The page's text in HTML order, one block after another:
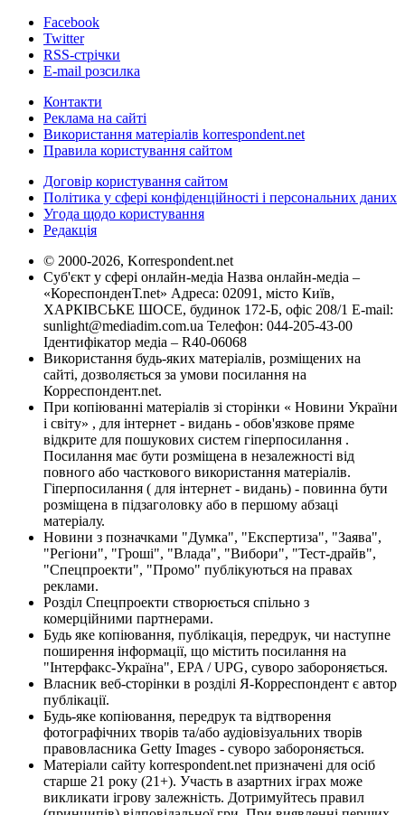
Facebook
Twitter
RSS-стрічки
E-mail розсилка
Контакти
Реклама на сайті
Використання матеріалів korrespondent.net
Правила користування сайтом
Договір користування сайтом
Політика у сфері конфіденційності і персональних даних
Угода щодо користування
Редакція
© 2000-2026, Korrespondent.net
Суб'єкт у сфері онлайн-медіа Назва онлайн-медіа –
«КореспонденТ.net» Адреса: 02091, місто Київ,
ХАРКІВСЬКЕ ШОСЕ, будинок 172-Б, офіс 208/1 E-mail:
sunlight@mediadim.com.ua Телефон: 044-205-43-00
Ідентифікатор медіа – R40-06068
Використання будь-яких матеріалів, розміщених на
сайті, дозволяється за умови посилання на
Корреспондент.net.
При копіюванні матеріалів зі сторінки « Новини України
і світу» , для інтернет - видань - обов'язкове пряме
відкрите для пошукових систем гіперпосилання .
Посилання має бути розміщена в незалежності від
повного або часткового використання матеріалів.
Гіперпосилання ( для інтернет - видань) - повинна бути
розміщена в підзаголовку або в першому абзаці
матеріалу.
Новини з позначками "Думка", "Експертиза", "Заява",
"Регіони", "Гроші", "Влада", "Вибори", "Тест-драйв",
"Спецпроекти", "Промо" публікуються на правах
реклами.
Розділ Спецпроекти створюється спільно з
комерційними партнерами.
Будь яке копіювання, публікація, передрук, чи наступне
поширення інформації, що містить посилання на
"Інтерфакс-Україна", EPA / UPG, суворо забороняється.
Власник веб-сторінки в розділі Я-Корреспондент є автор
публікації.
Будь-яке копіювання, передрук та відтворення
фотографічних творів та/або аудіовізуальних творів
правовласника Getty Images - суворо забороняється.
Матеріали сайту korrespondent.net призначені для осіб
старше 21 року (21+). Участь в азартних іграх може
викликати ігрову залежність. Дотримуйтесь правил